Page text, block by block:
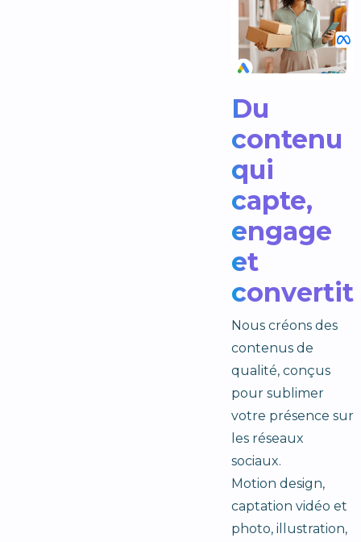
Du
contenu
qui
capte,
engage
et
convertit
Nous créons des
contenus de
qualité, conçus
pour sublimer
votre présence sur
les réseaux
sociaux.
Motion design,
captation vidéo et
photo, illustration,